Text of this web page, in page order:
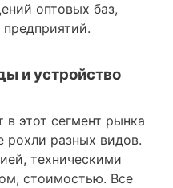
оптовых баз,
и устройство
этот сегмент рынка
рохли разных видов.
техническими
стоимостью. Все